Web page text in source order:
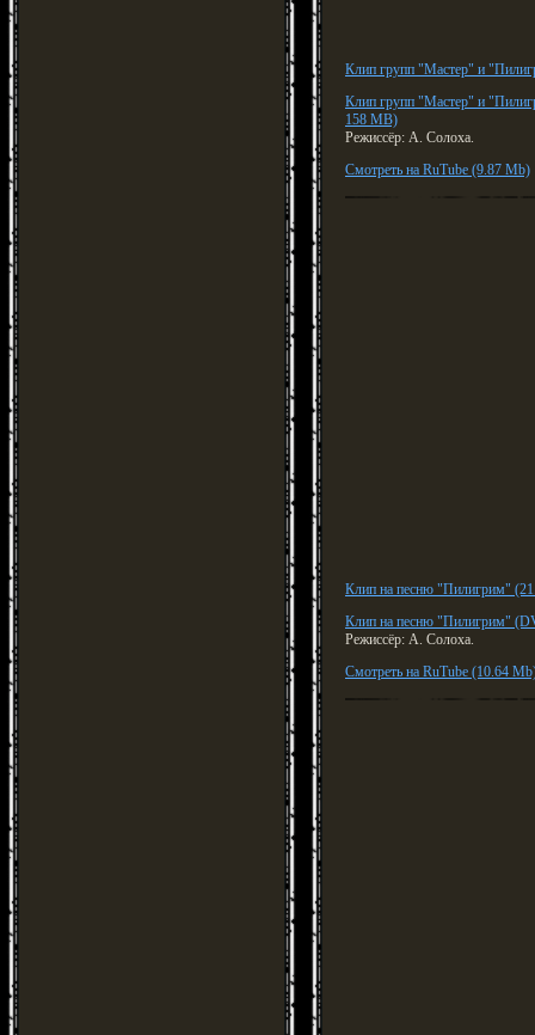
Клип групп "Мастер" и
Клип групп "Мастер" и
158 MB)
Режиссёр: А. Солоха.
Смотреть на RuTube (9.87 Mb)
Клип на песню "Пилигрим"
Клип на песню "Пилигрим"
Режиссёр: А. Солоха.
Смотреть на RuTube (10.64